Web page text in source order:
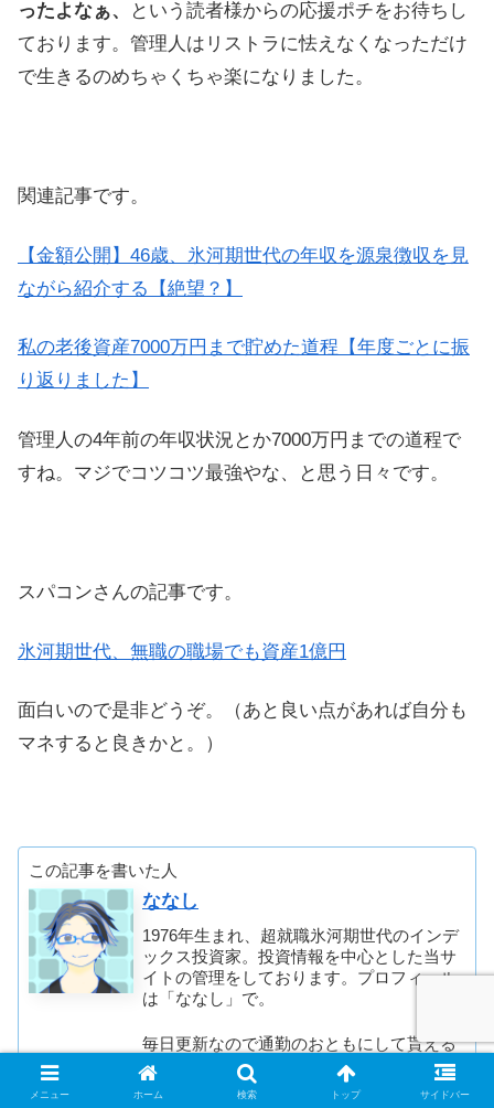
ったよなぁ、
という読者様からの応援ポチをお待ちし
ております。管理人はリストラに怯えなくなっただけ
で生きるのめちゃくちゃ楽になりました。
関連記事です。
【金額公開】46歳、氷河期世代の年収を源泉徴収を見
ながら紹介する【絶望？】
私の老後資産7000万円まで貯めた道程【年度ごとに振
り返りました】
管理人の4年前の年収状況とか7000万円までの道程で
すね。マジでコツコツ最強やな、と思う日々です。
スパコンさんの記事です。
氷河期世代、無職の職場でも資産1億円
面白いので是非どうぞ。（あと良い点があれば自分も
マネすると良きかと。）
この記事を書いた人
ななし
1976年生まれ、超就職氷河期世代のインデ
ックス投資家。投資情報を中心とした当サ
イトの管理をしております。プロフィール
は「ななし」で。
毎日更新なので通勤のおともにして貰える
と嬉しいです ＼(^o^)／
メニュー ホーム 検索 トップ サイドバー